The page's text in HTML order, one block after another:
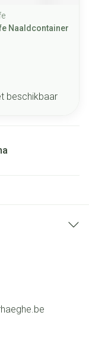
Naaldcontainer
beschikbaar